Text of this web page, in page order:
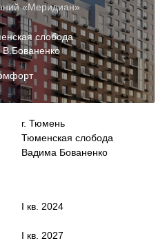
«Меридиан»
слобода
В.Бованенко
г. Тюмень
Тюменская слобода
Вадима Бованенко
I кв. 2024
I кв. 2027